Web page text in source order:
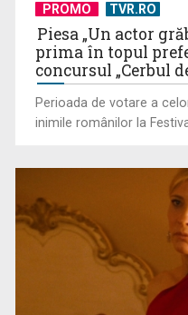
Pancreatita la animale
Valea Loarei, tărâm de
PROMO TVR.RO
Piesa „Un actor
prima în topul
concursul „Cerbul
Perioada de votare a
inimile românilor la